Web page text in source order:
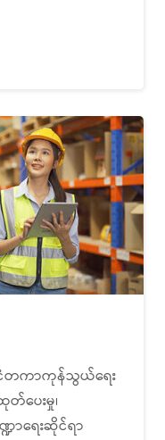
တကာကုန်သွယ်ရေး
တ်ပေးမှု၊
ာရေးဆိုင်ရာ